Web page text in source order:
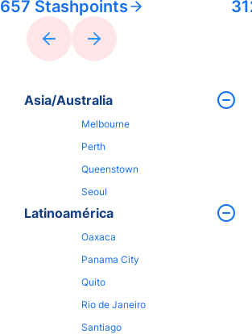
657 Stashpoints
Asia/Australia
Melbourne
Perth
Queenstown
Seoul
Latinoamérica
Oaxaca
Panama City
Quito
Rio de Janeiro
Santiago